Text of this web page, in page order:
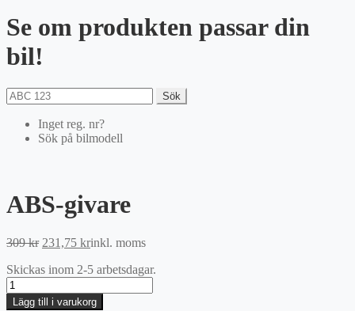
Se om produkten passar din
bil!
Sök
Inget reg. nr?
Sök på bilmodell
ABS-givare
309kr Det
priset
309 kr.
231,75 krDet
priset
231,75 kr.
inkl. moms
Skickas inom 2-5 arbetsdagar.
ABS-
givare
Lägg till i varukorg